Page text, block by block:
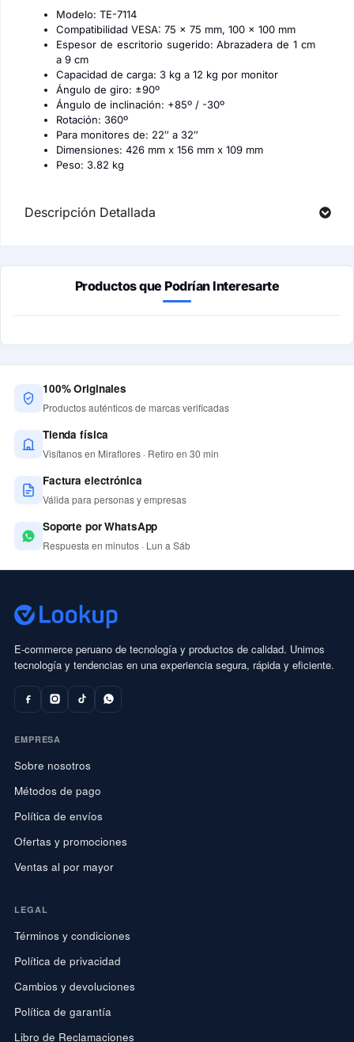
Modelo: TE-7114
Compatibilidad VESA: 75 x 75 mm, 100 x 100 mm
Espesor de escritorio sugerido: Abrazadera de 1 cm
a 9 cm
Capacidad de carga: 3 kg a 12 kg por monitor
Ángulo de giro: ±90º
Ángulo de inclinación: +85º / -30º
Rotación: 360º
Para monitores de: 22″ a 32″
Dimensiones: 426 mm x 156 mm x 109 mm
Peso: 3.82 kg
Descripción Detallada
Productos que Podrían Interesarte
100% Originales
Productos auténticos de marcas verificadas
Tienda física
Visítanos en Miraflores · Retiro en 30 min
Factura electrónica
Válida para personas y empresas
Soporte por WhatsApp
Respuesta en minutos · Lun a Sáb
E-commerce peruano de tecnología y productos de calidad. Unimos
tecnología y tendencias en una experiencia segura, rápida y eficiente.
EMPRESA
Sobre nosotros
Métodos de pago
Política de envíos
Ofertas y promociones
Ventas al por mayor
LEGAL
Términos y condiciones
Política de privacidad
Cambios y devoluciones
Política de garantía
Libro de Reclamaciones